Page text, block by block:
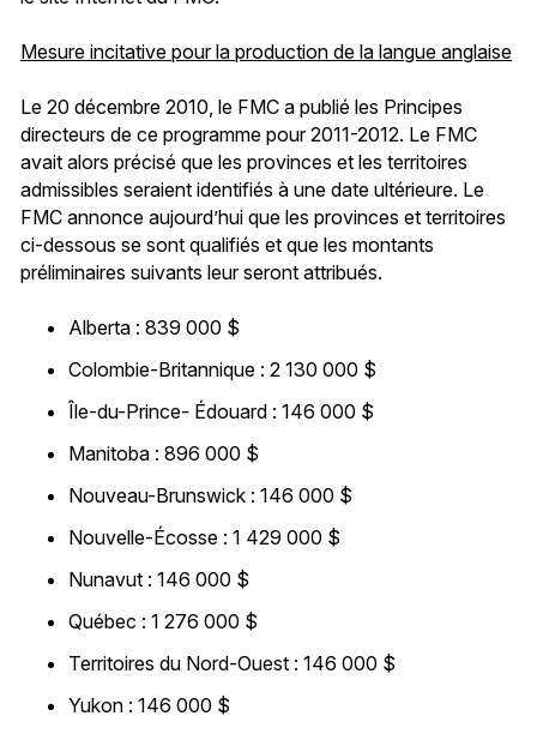
Mesure incitative pour la production de la langue anglaise
Le 20 décembre 2010, le FMC a publié les Principes
directeurs de ce programme pour 2011-2012. Le FMC
avait alors précisé que les provinces et les territoires
admissibles seraient identifiés à une date ultérieure. Le
FMC annonce aujourd’hui que les provinces et territoires
ci-dessous se sont qualifiés et que les montants
préliminaires suivants leur seront attribués.
Alberta : 839 000 $
Colombie-Britannique : 2 130 000 $
Île-du-Prince- Édouard : 146 000 $
Manitoba : 896 000 $
Nouveau-Brunswick : 146 000 $
Nouvelle-Écosse : 1 429 000 $
Nunavut : 146 000 $
Québec : 1 276 000 $
Territoires du Nord-Ouest : 146 000 $
Yukon : 146 000 $